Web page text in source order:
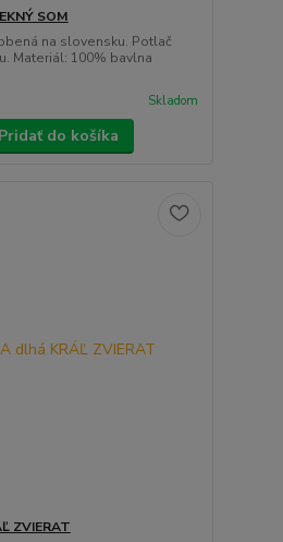
SOM
na slovensku. Potlač
Materiál: 100% bavlna
Skladom
Pridať do košíka
ZVIERAT